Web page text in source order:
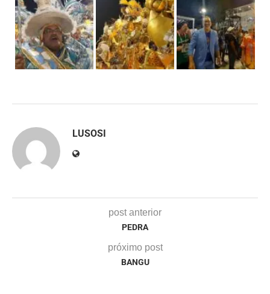
LUSOSI
post anterior
PEDRA
próximo post
BANGU